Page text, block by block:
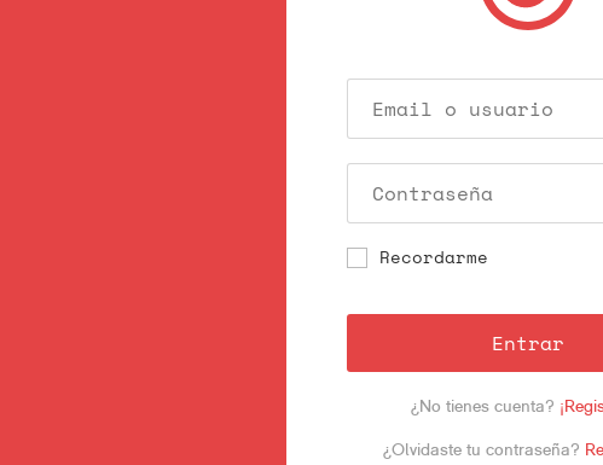
Recordarme
Entrar
¿No tienes cuenta?
¿Olvidaste tu contraseña?